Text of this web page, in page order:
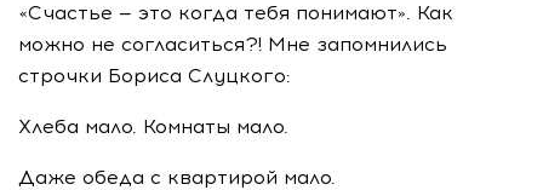
«Счастье — это когда тебя понимают». Как
можно не согласиться?! Мне запомнились
строчки Бориса Слуцкого:
Хлеба мало. Комнаты мало.
Даже обеда с квартирой мало.